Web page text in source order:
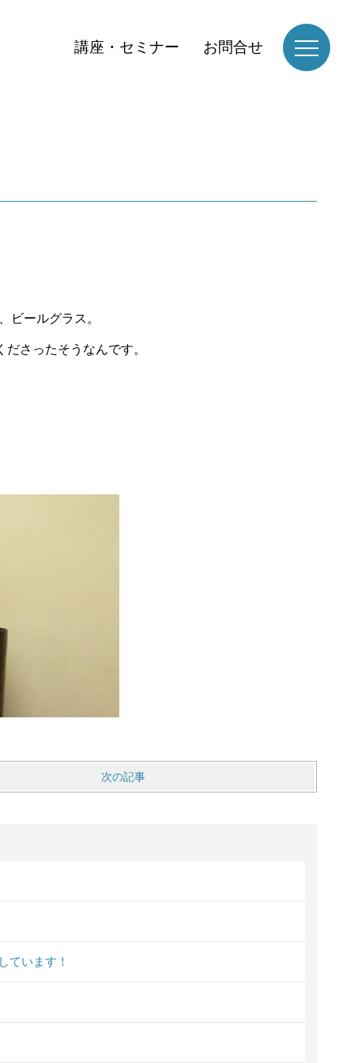
講座・セミナー お問合せ
ビールグラス。
さったそうなんです。
次の記事
ています！